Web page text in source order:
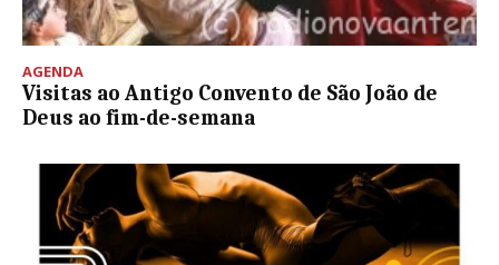
AGENDA
Visitas ao Antigo Convento de São João de
Deus ao fim-de-semana